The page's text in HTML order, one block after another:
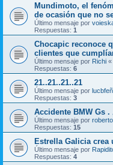
Mundimoto, el
de ocasión que no
Último mensaje por
Respuestas: 1
Chocapic reconoce
clientes que
Último mensaje por Richi «
Respuestas: 6
21..21..21..21
Último mensaje por
Respuestas: 3
Accidente BMW Gs
Último mensaje por
Respuestas: 15
Estrella Galicia crea
Último mensaje por
Respuestas: 4